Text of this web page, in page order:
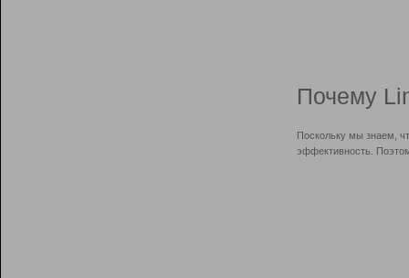
Почему
Поскольку мы знаем,
эффективность.